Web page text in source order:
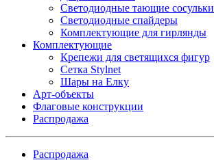
Светодиодные тающие сосульки
Светодиодные спайдеры
Комплектующие для гирлянды
Комплектующие
Крепежи для светящихся фигур
Сетка Stylnet
Шары на Елку
Арт-объекты
Флаговые конструкции
Распродажа
Распродажа